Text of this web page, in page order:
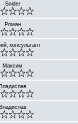
Snider
Роман
консультант
Максим
Владислав
Владислав